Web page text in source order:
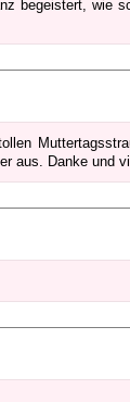
begeistert, wie
aus. Danke und